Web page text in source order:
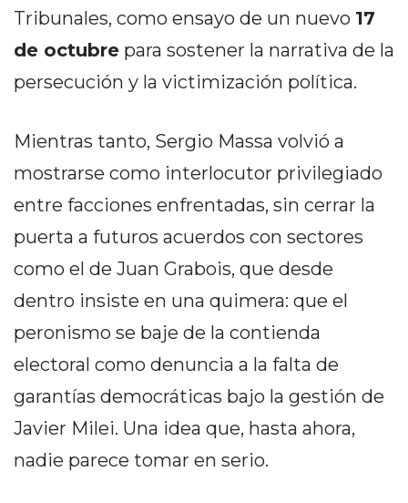
EN
NORTE
HOY
NOTICIAS
ROJAS
DE
ARRECIFES
NOTICIAS
SALTO
ZÁRATE
Y
NOTICIAS
Tribunales, como ensayo de un nuevo 17
de octubre para sostener la narrativa de la
persecución y la victimización política.
Mientras tanto, Sergio Massa volvió a
mostrarse como interlocutor privilegiado
entre facciones enfrentadas, sin cerrar la
puerta a futuros acuerdos con sectores
como el de Juan Grabois, que desde
dentro insiste en una quimera: que el
peronismo se baje de la contienda
electoral como denuncia a la falta de
garantías democráticas bajo la gestión de
Javier Milei. Una idea que, hasta ahora,
nadie parece tomar en serio.